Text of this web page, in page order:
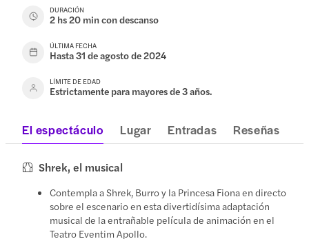
DURACIÓN
2 hs 20 min con descanso
ÚLTIMA FECHA
Hasta 31 de agosto de 2024
LÍMITE DE EDAD
Estrictamente para mayores de 3 años.
El espectáculo Lugar Entradas Reseñas
Shrek, el musical
Contempla a Shrek, Burro y la Princesa Fiona en directo
sobre el escenario en esta divertidísima adaptación
musical de la entrañable película de animación en el
Teatro Eventim Apollo.